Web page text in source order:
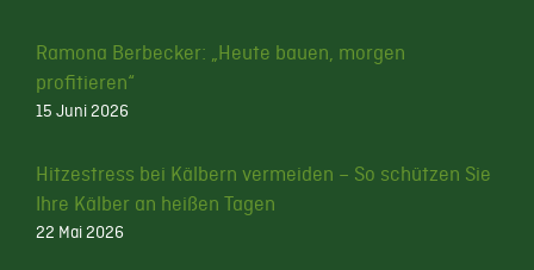
Ramona Berbecker: „Heute bauen, morgen
profitieren“
15 Juni 2026
Hitzestress bei Kälbern vermeiden – So schützen Sie
Ihre Kälber an heißen Tagen
22 Mai 2026